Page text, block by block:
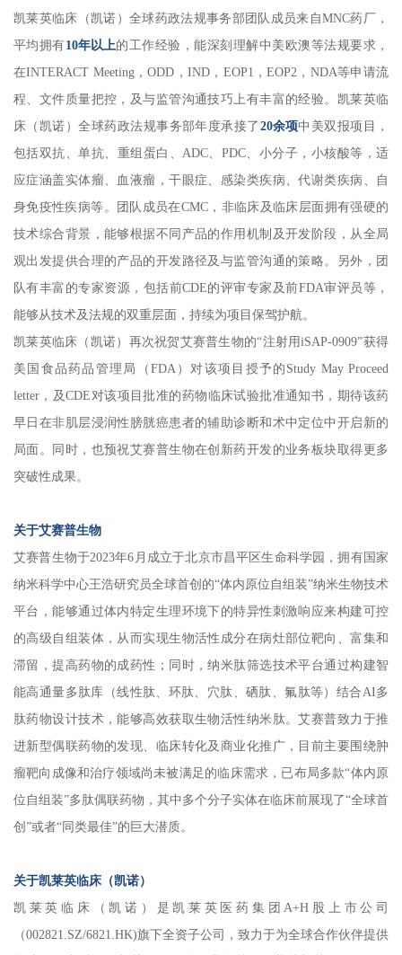
凯莱英临床（凯诺）全球药政法规事务部团队成员来自MNC药厂，
平均拥有 10年以上的工作经验，能深刻理解中美欧澳等法规要求，
在INTERACT Meeting，ODD，IND，EOP1，EOP2，NDA等申请流
程、文件质量把控，及与监管沟通技巧上有丰富的经验。凯莱英临
床（凯诺）全球药政法规事务部年度承接了 20余项中美双报项目，
包括双抗、单抗、重组蛋白、ADC、PDC、小分子，小核酸等，适
应症涵盖实体瘤、血液瘤，干眼症、感染类疾病、代谢类疾病、自
身免疫性疾病等。团队成员在CMC，非临床及临床层面拥有强硬的
技术综合背景，能够根据不同产品的作用机制及开发阶段，从全局
观出发提供合理的产品的开发路径及与监管沟通的策略。另外，团
队有丰富的专家资源，包括前CDE的评审专家及前FDA审评员等，
能够从技术及法规的双重层面，持续为项目保驾护航。
凯莱英临床（凯诺）再次祝贺艾赛普生物的“注射用iSAP-0909”获得
美国食品药品管理局（FDA）对该项目授予的Study May Proceed
letter，及CDE对该项目批准的药物临床试验批准通知书，期待该药
早日在非肌层浸润性膀胱癌患者的辅助诊断和术中定位中开启新的
局面。同时，也预祝艾赛普生物在创新药开发的业务板块取得更多
突破性成果。
关于艾赛普生物
艾赛普生物于2023年6月成立于北京市昌平区生命科学园，拥有国家
纳米科学中心王浩研究员全球首创的“体内原位自组装”纳米生物技术
平台，能够通过体内特定生理环境下的特异性刺激响应来构建可控
的高级自组装体，从而实现生物活性成分在病灶部位靶向、富集和
滞留，提高药物的成药性；同时，纳米肽筛选技术平台通过构建智
能高通量多肽库（线性肽、环肽、穴肽、硒肽、氟肽等）结合AI多
肽药物设计技术，能够高效获取生物活性纳米肽。艾赛普致力于推
进新型偶联药物的发现、临床转化及商业化推广，目前主要围绕肿
瘤靶向成像和治疗领域尚未被满足的临床需求，已布局多款“体内原
位自组装”多肽偶联药物，其中多个分子实体在临床前展现了“全球首
创”或者“同类最佳”的巨大潜质。
关于凯莱英临床（凯诺）
凯莱英临床（凯诺）是凯莱英医药集团A+H股上市公司
（002821.SZ/6821.HK)旗下全资子公司，致力于为全球合作伙伴提供